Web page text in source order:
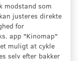
modstand som
justeres direkte
for
app "Kinomap"
muligt at cykle
selv efter bakker